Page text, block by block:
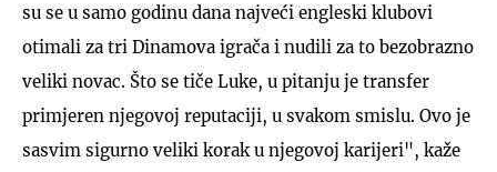
su se u samo godinu dana najveći engleski klubovi
otimali za tri Dinamova igrača i nudili za to bezobrazno
veliki novac. Što se tiče Luke, u pitanju je transfer
primjeren njegovoj reputaciji, u svakom smislu. Ovo je
sasvim sigurno veliki korak u njegovoj karijeri", kaže